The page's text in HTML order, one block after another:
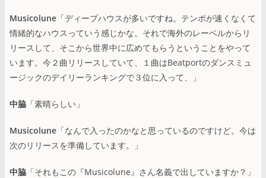
Musicolune 「ディープハウスが多いですね。テンポが速くなくて
情緒的なハウスっていう感じかな。それで海外のレーベルからリ
リースして、そこから世界中に広めてもらうということをやって
います。今２曲リリースしていて、１曲はBeatportのダンスミュ
ージックのデイリーランキングで３位に入って、」
中脇 「素晴らしい」
Musicolune 「なんで入ったのかなと思っているのですけど。今は
次のリリースを準備しています。」
中脇 「それもこの『Musicolune』さん名義で出していますか？」